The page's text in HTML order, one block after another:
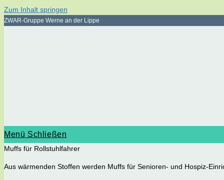
Zum Inhalt springen
ZWAR-Gruppe Werne an der Lippe
Menü Schließen
Muffs für Rollstuhlfahrer
Aus wärmenden Stoffen werden Muffs für Senioren- und Hospiz-